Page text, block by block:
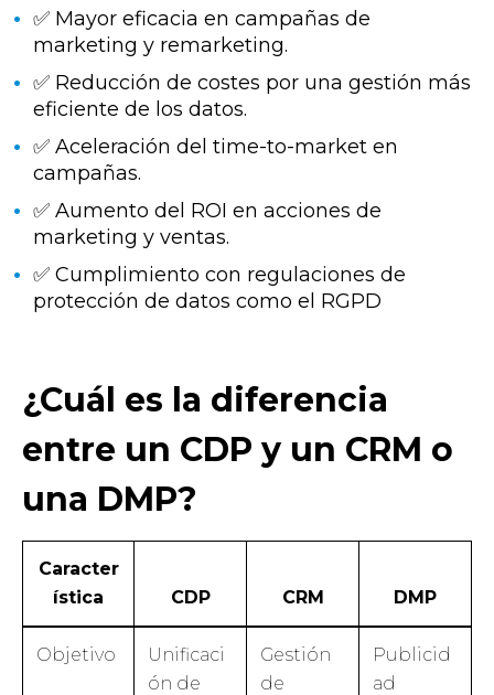
✅ Mayor eficacia en campañas de
marketing y remarketing.
✅ Reducción de costes por una gestión más
eficiente de los datos.
✅ Aceleración del time-to-market en
campañas.
✅ Aumento del ROI en acciones de
marketing y ventas.
✅ Cumplimiento con regulaciones de
protección de datos como el RGPD
¿Cuál es la diferencia
entre un CDP y un CRM o
una DMP?
Caracter
ística
CDP CRM DMP
Objetivo
Unificaci
ón de
Gestión
de
Publicid
ad